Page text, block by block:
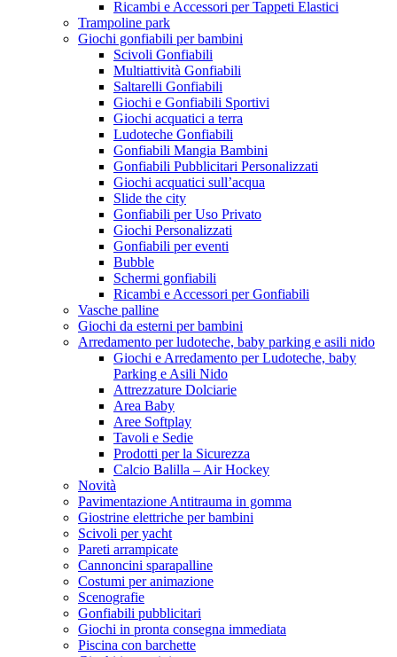
Ricambi e Accessori per Tappeti Elastici
Trampoline park
Giochi gonfiabili per bambini
Scivoli Gonfiabili
Multiattività Gonfiabili
Saltarelli Gonfiabili
Giochi e Gonfiabili Sportivi
Giochi acquatici a terra
Ludoteche Gonfiabili
Gonfiabili Mangia Bambini
Gonfiabili Pubblicitari Personalizzati
Giochi acquatici sull’acqua
Slide the city
Gonfiabili per Uso Privato
Giochi Personalizzati
Gonfiabili per eventi
Bubble
Schermi gonfiabili
Ricambi e Accessori per Gonfiabili
Vasche palline
Giochi da esterni per bambini
Arredamento per ludoteche, baby parking e asili nido
Giochi e Arredamento per Ludoteche, baby
Parking e Asili Nido
Attrezzature Dolciarie
Area Baby
Aree Softplay
Tavoli e Sedie
Prodotti per la Sicurezza
Calcio Balilla – Air Hockey
Novità
Pavimentazione Antitrauma in gomma
Giostrine elettriche per bambini
Scivoli per yacht
Pareti arrampicate
Cannoncini sparapalline
Costumi per animazione
Scenografie
Gonfiabili pubblicitari
Giochi in pronta consegna immediata
Piscina con barchette